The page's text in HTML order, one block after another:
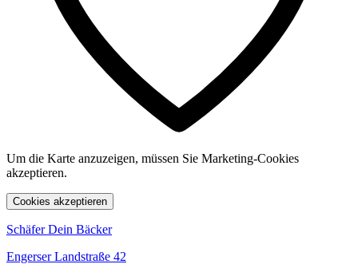
Um die Karte anzuzeigen, müssen Sie Marketing-Cookies
akzeptieren.
Cookies akzeptieren
Schäfer Dein Bäcker
Engerser Landstraße 42